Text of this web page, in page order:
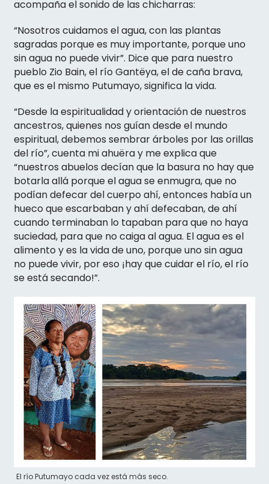
acompaña el sonido de las chicharras:
“Nosotros cuidamos el agua, con las plantas
sagradas porque es muy importante, porque uno
sin agua no puede vivir”. Dice que para nuestro
pueblo Zio Bain, el río Gantëya, el de caña brava,
que es el mismo Putumayo, significa la vida.
“Desde la espiritualidad y orientación de nuestros
ancestros, quienes nos guían desde el mundo
espiritual, debemos sembrar árboles por las orillas
del río”, cuenta mi ahuëra y me explica que
“nuestros abuelos decían que la basura no hay que
botarla allá porque el agua se enmugra, que no
podían defecar del cuerpo ahí, entonces había un
hueco que escarbaban y ahí defecaban, de ahí
cuando terminaban lo tapaban para que no haya
suciedad, para que no caiga al agua. El agua es el
alimento y es la vida de uno, porque uno sin agua
no puede vivir, por eso ¡hay que cuidar el río, el río
se está secando!”.
El río Putumayo cada vez está más seco.